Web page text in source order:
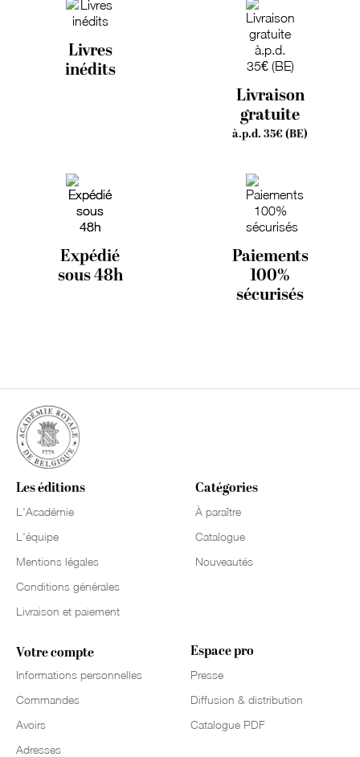
Livres
inédits
Livraison
gratuite
à.p.d. 35€ (BE)
Expédié
sous 48h
Paiements
100%
sécurisés
Les éditions
L'Académie
L'équipe
Mentions légales
Conditions générales
Livraison et paiement
Catégories
À paraître
Catalogue
Nouveautés
Votre compte
Informations personnelles
Commandes
Avoirs
Adresses
Espace pro
Presse
Diffusion & distribution
Catalogue PDF